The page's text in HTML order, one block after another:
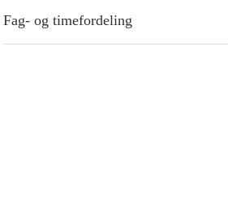
Fag- og timefordeling